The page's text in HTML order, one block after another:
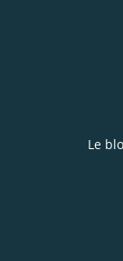
Le